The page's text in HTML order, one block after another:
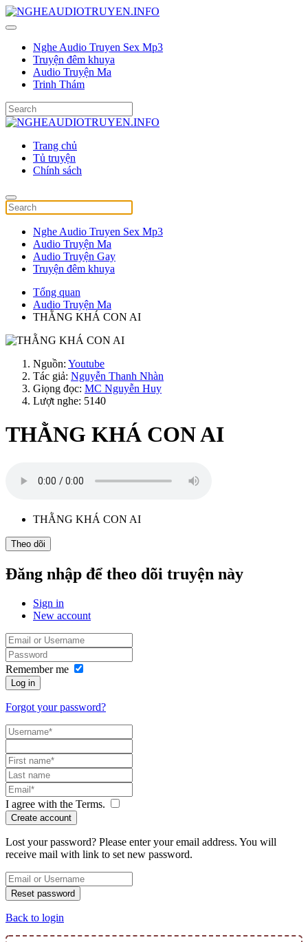
Nghe Audio Truyen Sex Mp3
Truyện đêm khuya
Audio Truyện Ma
Trinh Thám
Trang chủ
Tủ truyện
Chính sách
Nghe Audio Truyen Sex Mp3
Audio Truyện Ma
Audio Truyện Gay
Truyện đêm khuya
Tổng quan
Audio Truyện Ma
THẰNG KHÁ CON AI
Nguồn: Youtube
Tác giả: Nguyễn Thanh Nhàn
Giọng đọc: MC Nguyễn Huy
Lượt nghe: 5140
THẰNG KHÁ CON AI
THẰNG KHÁ CON AI
Theo dõi
Đăng nhập để theo dõi truyện này
Sign in
New account
Remember me
Log in
Forgot your password?
I agree with the Terms.
Create account
Lost your password? Please enter your email address. You will
receive mail with link to set new password.
Reset password
Back to login